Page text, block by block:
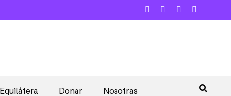
Equilátera Donar Nosotras